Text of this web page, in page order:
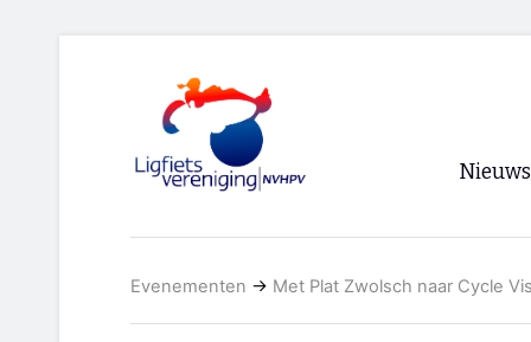
Nieuws
Evenementen → Met Plat Zwolsch naar Cycle